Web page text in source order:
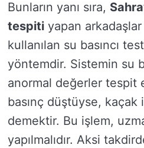
Bunların yanı sıra,
tespiti yapan arkadaşlar
kullanılan su basıncı
yöntemdir. Sistemin su
anormal değerler tespit
basınç düştüyse,
demektir. Bu işlem,
yapılmalıdır. Aksi